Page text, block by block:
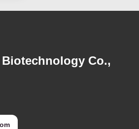
Co.,